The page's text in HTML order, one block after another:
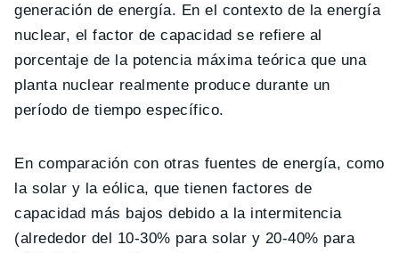
generación de energía. En el contexto de la energía
nuclear, el factor de capacidad se refiere al
porcentaje de la potencia máxima teórica que una
planta nuclear realmente produce durante un
período de tiempo específico.
En comparación con otras fuentes de energía, como
la solar y la eólica, que tienen factores de
capacidad más bajos debido a la intermitencia
(alrededor del 10-30% para solar y 20-40% para